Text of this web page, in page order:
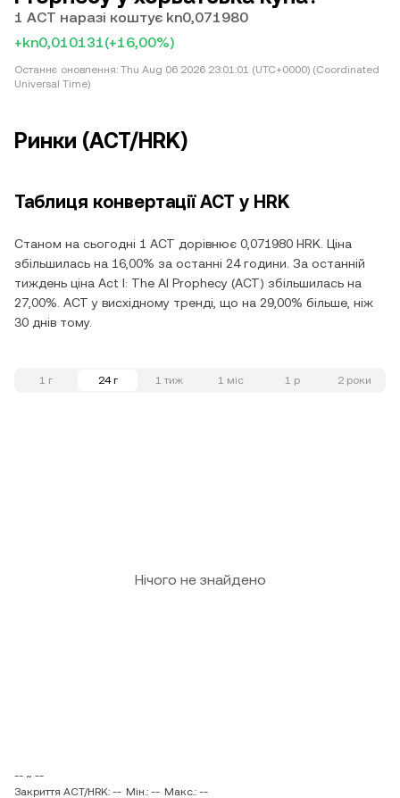
1 ACT наразі коштує kn0,071980
+kn0,010131(+16,00%)
Останнє оновлення: Thu Aug 06 2026 23:01:01 (UTC+0000) (Coordinated
Universal Time)
Ринки (ACT/HRK)
Таблиця конвертації ACT у HRK
Станом на сьогодні 1 ACT дорівнює 0,071980 HRK. Ціна
збільшилась на 16,00% за останні 24 години. За останній
тиждень ціна Act I: The AI Prophecy (ACT) збільшилась на
27,00%. ACT у висхідному тренді, що на 29,00% більше, ніж
30 днів тому.
1 г 24 г 1 тиж 1 міс 1 р 2 роки
Нічого не знайдено
-- ~ --
Закриття ACT/HRK: -- Мін.: -- Макс.: --